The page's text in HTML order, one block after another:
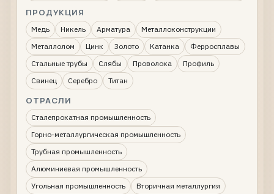
ПРОДУКЦИЯ
Медь Никель Арматура
Металлоконструкции
Металлолом
Цинк Золото Катанка
Ферросплавы
Стальные трубы
Слябы Проволока
Профиль
Свинец
Серебро Титан
ОТРАСЛИ
Сталепрокатная промышленность
Горно-металлургическая промышленность
Трубная промышленность
Алюминиевая промышленность
Угольная промышленность
Вторичная металлургия